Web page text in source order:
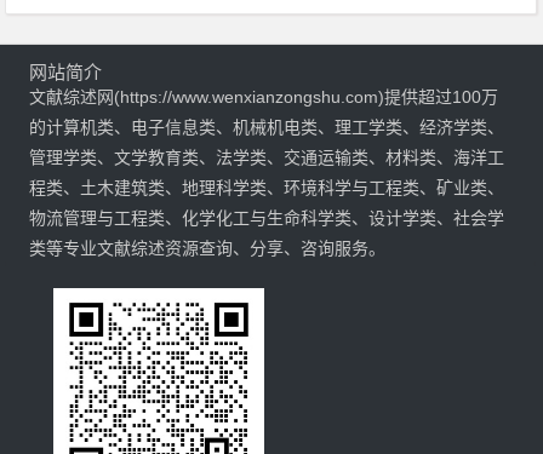
网站简介
文献综述网(https://www.wenxianzongshu.com)提供超过100万
的计算机类、电子信息类、机械机电类、理工学类、经济学类、
管理学类、文学教育类、法学类、交通运输类、材料类、海洋工
程类、土木建筑类、地理科学类、环境科学与工程类、矿业类、
物流管理与工程类、化学化工与生命科学类、设计学类、社会学
类等专业文献综述资源查询、分享、咨询服务。